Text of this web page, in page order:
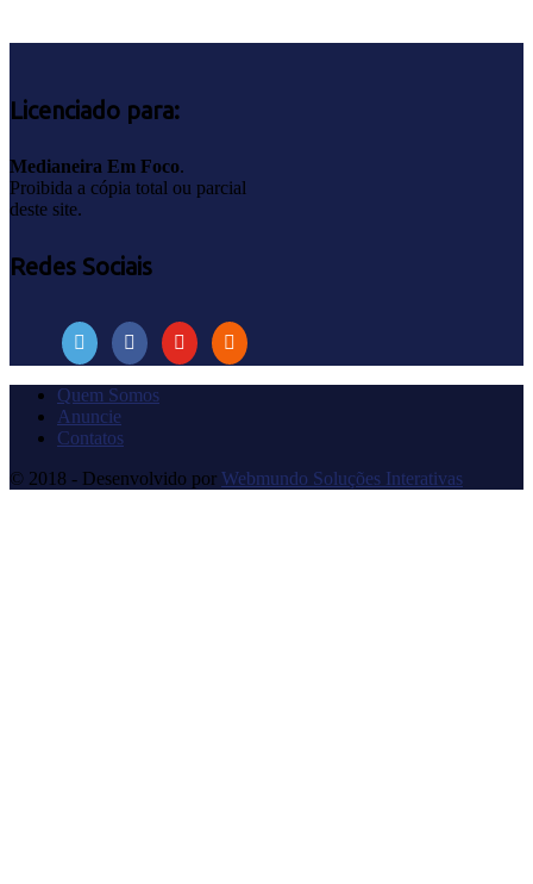
Licenciado para:
Medianeira Em Foco.
Proibida a cópia total ou parcial
deste site.
Redes Sociais
Quem Somos
Anuncie
Contatos
© 2018 - Desenvolvido por Webmundo Soluções Interativas